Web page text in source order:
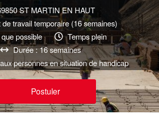
ST MARTIN EN HAUT
travail temporaire (16 semaines)
possible
Temps plein
Durée : 16 semaines
personnes en situation de handicap
Postuler